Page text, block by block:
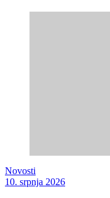
Novosti
10. srpnja 2026